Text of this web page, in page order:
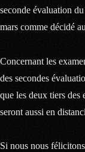
seconde évaluation
mars comme décidé
Concernant les
des secondes
que les deux tiers des
seront aussi en
Si nous nous